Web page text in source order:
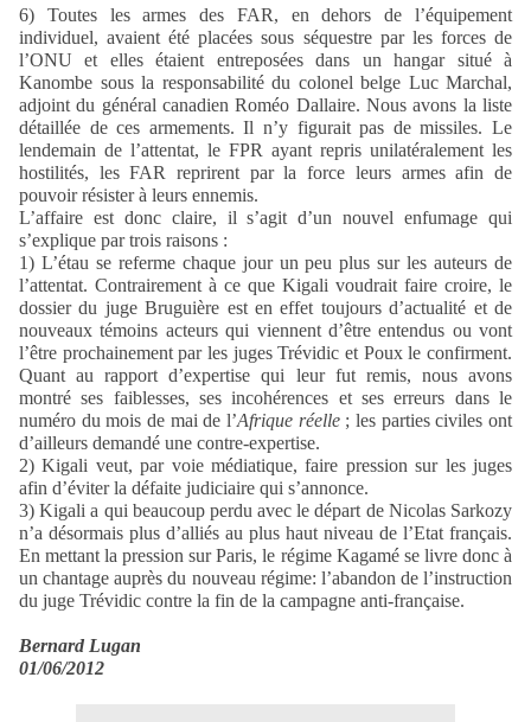
6) Toutes les armes des FAR, en dehors de l’équipement
individuel, avaient été placées sous séquestre par les forces de
l’ONU et elles étaient entreposées dans un hangar situé à
Kanombe sous la responsabilité du colonel belge Luc Marchal,
adjoint du général canadien Roméo Dallaire. Nous avons la liste
détaillée de ces armements. Il n’y figurait pas de missiles. Le
lendemain de l’attentat, le FPR ayant repris unilatéralement les
hostilités, les FAR reprirent par la force leurs armes afin de
pouvoir résister à leurs ennemis.
L’affaire est donc claire, il s’agit d’un nouvel enfumage qui
s’explique par trois raisons :
1) L’étau se referme chaque jour un peu plus sur les auteurs de
l’attentat. Contrairement à ce que Kigali voudrait faire croire, le
dossier du juge Bruguière est en effet toujours d’actualité et de
nouveaux témoins acteurs qui viennent d’être entendus ou vont
l’être prochainement par les juges Trévidic et Poux le confirment.
Quant au rapport d’expertise qui leur fut remis, nous avons
montré ses faiblesses, ses incohérences et ses erreurs dans le
numéro du mois de mai de l’Afrique réelle ; les parties civiles ont
d’ailleurs demandé une contre-expertise.
2) Kigali veut, par voie médiatique, faire pression sur les juges
afin d’éviter la défaite judiciaire qui s’annonce.
3) Kigali a qui beaucoup perdu avec le départ de Nicolas Sarkozy
n’a désormais plus d’alliés au plus haut niveau de l’Etat français.
En mettant la pression sur Paris, le régime Kagamé se livre donc à
un chantage auprès du nouveau régime: l’abandon de l’instruction
du juge Trévidic contre la fin de la campagne anti-française.
Bernard Lugan
01/06/2012